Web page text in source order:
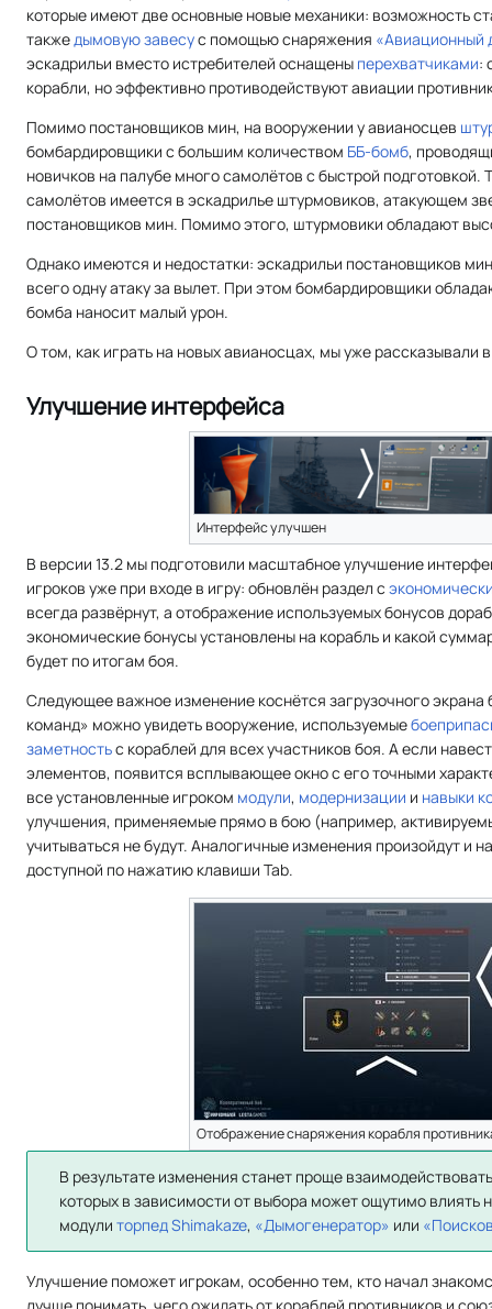
которые имеют две основные новые механики: возможность
также дымовую завесус помощью снаряжения «Авиационный
эскадрильи вместо истребителей оснащены перехватчиками:
корабли, но эффективно противодействуют авиации
Помимо постановщиков мин, на вооружении у авианосцев
бомбардировщики с большим количеством ББ-бомб,
новичков на палубе много самолётов с быстрой подготовкой.
самолётов имеется в эскадрилье штурмовиков, атакующем
постановщиков мин. Помимо этого, штурмовики обладают
Однако имеются и недостатки: эскадрильи постановщиков
всего одну атаку за вылет. При этом бомбардировщики
бомба наносит малый урон.
О том, как играть на новых авианосцах, мы уже рассказывали
Улучшение интерфейса
Интерфейс улучшен
В версии 13.2 мы подготовили масштабное улучшение
игроков уже при входе в игру: обновлён раздел с
всегда развёрнут, а отображение используемых бонусов
экономические бонусы установлены на корабль и какой
будет по итогам боя.
Следующее важное изменение коснётся загрузочного экрана
команд» можно увидеть вооружение, используемые
заметностьс кораблей для всех участников боя. А если
элементов, появится всплывающее окно с его точными
все установленные игроком модули, модернизации и навыки
улучшения, применяемые прямо в бою (например,
учитываться не будут. Аналогичные изменения произойдут и
доступной по нажатию клавиши Tab.
Отображение снаряжения корабля
В результате изменения станет проще
которых в зависимости от выбора может ощутимо влиять
модулиторпедShimakaze, «Дымогенератор» или
Улучшение поможет игрокам, особенно тем, кто начал